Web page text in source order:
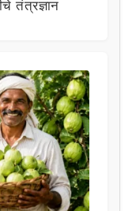
तंत्रज्ञान